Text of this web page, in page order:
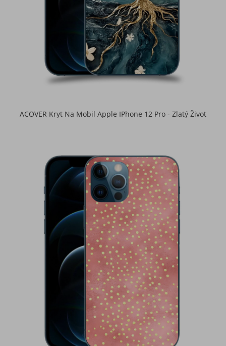
ACOVER Kryt Na Mobil Apple IPhone 12 Pro - Zlatý Život